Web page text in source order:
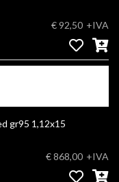
€ 92,50 +IVA
gr95 1,12x15
€ 868,00 +IVA